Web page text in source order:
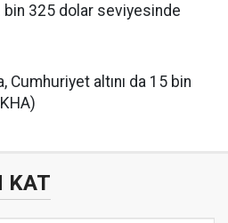
bin 325 dolar seviyesinde
Cumhuriyet altını da 15 bin
KAT